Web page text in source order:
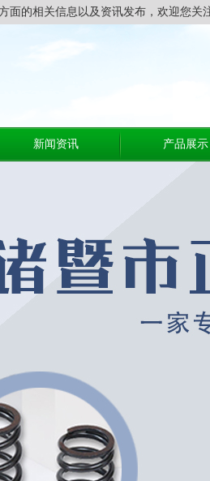
面的相关信息以及资讯发布，欢迎您关
新闻资讯 产品展示